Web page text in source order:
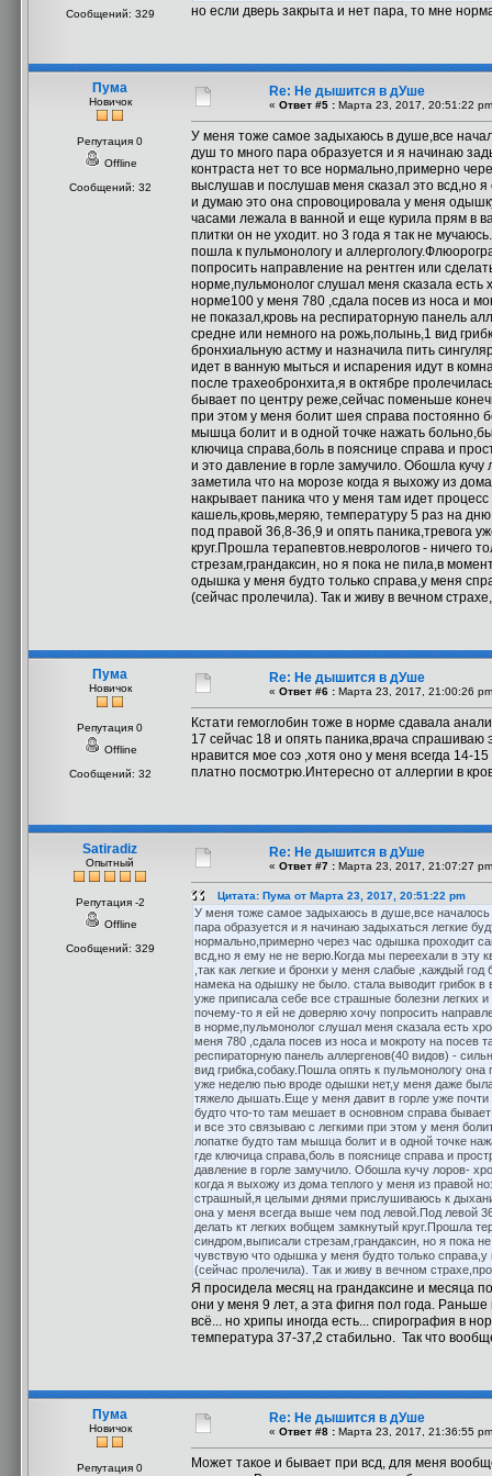
Сообщений: 329
но если дверь закрыта и нет пара, то мне
Пума
Новичок
Репутация 0
Offline
Сообщений: 32
Re: Не дышится в дУше
« Ответ #5 : Марта 23, 2017, 20:51:22
У меня тоже самое задыхаюсь в душе,все
душ то много пара образуется и я начинаю
контраста нет то все нормально,примерно
выслушав и послушав меня сказал это всд,но
и думаю это она спровоцировала у меня
часами лежала в ванной и еще курила прям в
плитки он не уходит. но 3 года я так не
пошла к пульмонологу и
попросить направление на рентген или
норме,пульмонолог слушал меня сказала есть
норме100 у меня 780 ,сдала посев из носа и
не показал,кровь на респираторную панель
средне или немного на рожь,полынь,1 вид
бронхиальную астму и назначила пить
идет в ванную мыться и испарения идут в
после трахеобронхита,я в октябре
бывает по центру реже,сейчас поменьше
при этом у меня болит шея справа постоянно
мышца болит и в одной точке нажать
ключица справа,боль в пояснице справа и
и это давление в горле замучило. Обошла
заметила что на морозе когда я выхожу из
накрывает паника что у меня там идет
кашель,кровь,меряю, температуру 5 раз на
под правой 36,8-36,9 и опять паника,тревога
круг.Прошла терапевтов.неврологов - ничего
стрезам,грандаксин, но я пока не пила,в
одышка у меня будто только справа,у меня
(сейчас пролечила). Так и живу в вечном
Пума
Новичок
Репутация 0
Offline
Сообщений: 32
Re: Не дышится в дУше
« Ответ #6 : Марта 23, 2017, 21:00:26
Кстати гемоглобин тоже в норме сдавала
17 сейчас 18 и опять паника,врача спрашиваю
нравится мое соэ ,хотя оно у меня всегда 14-
платно посмотрю.Интересно от аллергии в
Satiradiz
Опытный
Репутация -2
Offline
Сообщений: 329
Re: Не дышится в дУше
« Ответ #7 : Марта 23, 2017, 21:07:27
Цитата: Пума от Марта 23, 2017, 20:51:22 pm
У меня тоже самое задыхаюсь в душе,все началось
пара образуется и я начинаю задыхаться легкие
нормально,примерно через час одышка проходит
всд,но я ему не не верю.Когда мы переехали в эту
,так как легкие и бронхи у меня слабые ,каждый
намека на одышку не было. стала выводит грибок
уже приписала себе все страшные болезни легких
почему-то я ей не доверяю хочу попросить
в норме,пульмонолог слушал меня сказала есть
меня 780 ,сдала посев из носа и мокроту на посев
респираторную панель аллергенов(40 видов) -
вид грибка,собаку.Пошла опять к пульмонологу
уже неделю пью вроде одышки нет,у меня даже
тяжело дышать.Еще у меня давит в горле уже почти
будто что-то там мешает в основном справа
и все это связываю с легкими при этом у меня
лопатке будто там мышца болит и в одной точке
где ключица справа,боль в пояснице справа и
давление в горле замучило. Обошла кучу лоров-
когда я выхожу из дома теплого у меня из правой
страшный,я целыми днями прислушиваюсь к
она у меня всегда выше чем под левой.Под левой
делать кт легких вобщем замкнутый круг.Прошла
синдром,выписали стрезам,грандаксин, но я пока
чувствую что одышка у меня будто только
(сейчас пролечила). Так и живу в вечном
Я просидела месяц на грандаксине и месяца
они у меня 9 лет, а эта фигня пол года.
всё... но хрипы иногда есть... спирография в
температура 37-37,2 стабильно. Так что
Пума
Новичок
Репутация 0
Re: Не дышится в дУше
« Ответ #8 : Марта 23, 2017, 21:36:55
Может такое и бывает при всд, для меня